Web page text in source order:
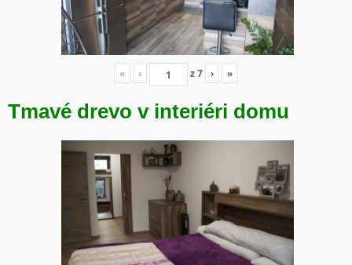
« ‹ z7 › »
Tmavé drevo v interiéri domu